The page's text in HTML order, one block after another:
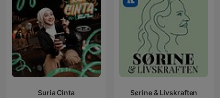
Suria Cinta Sørine & Livskraften